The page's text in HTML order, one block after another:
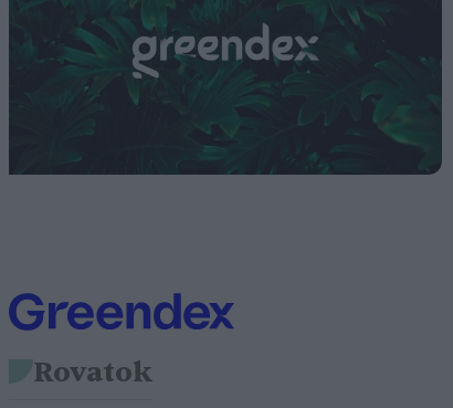
Rovatok